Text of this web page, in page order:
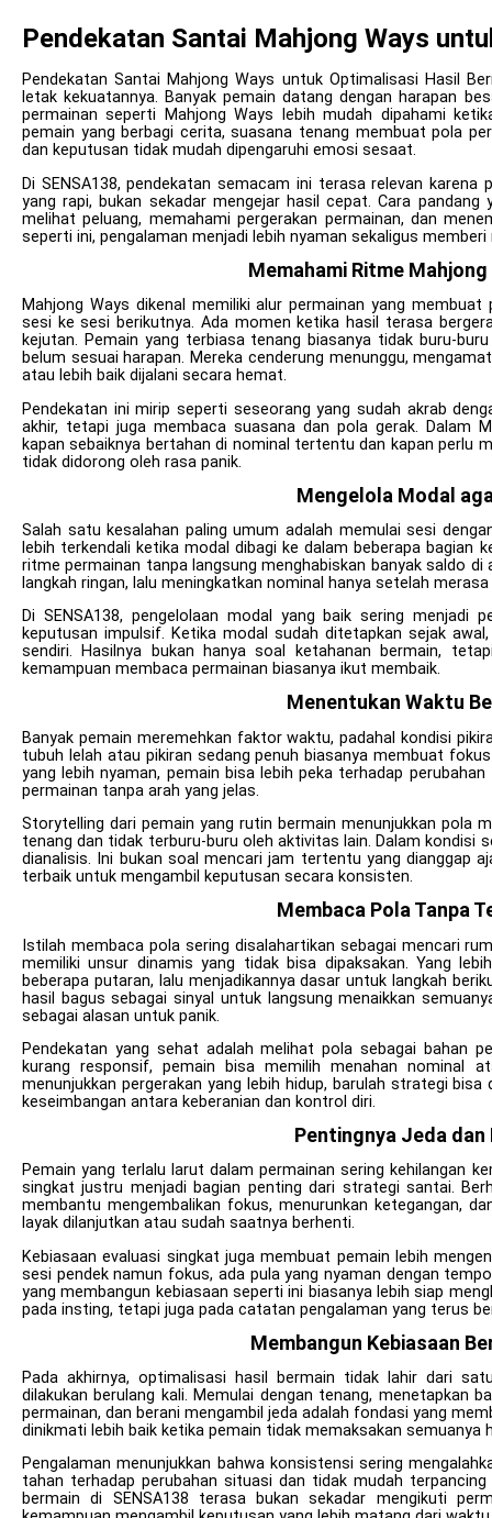
Pendekatan Santai Mahjong Ways
Pendekatan Santai Mahjong Ways untuk Optimalisasi Hasil
letak kekuatannya. Banyak pemain datang dengan harapan
permainan seperti Mahjong Ways lebih mudah dipahami
pemain yang berbagi cerita, suasana tenang membuat pola
dan keputusan tidak mudah dipengaruhi emosi sesaat.
Di SENSA138, pendekatan semacam ini terasa relevan
yang rapi, bukan sekadar mengejar hasil cepat. Cara
melihat peluang, memahami pergerakan permainan, dan
seperti ini, pengalaman menjadi lebih nyaman sekaligus
Memahami Ritme
Mahjong Ways dikenal memiliki alur permainan yang
sesi ke sesi berikutnya. Ada momen ketika hasil terasa
kejutan. Pemain yang terbiasa tenang biasanya tidak buru-
belum sesuai harapan. Mereka cenderung menunggu,
atau lebih baik dijalani secara hemat.
Pendekatan ini mirip seperti seseorang yang sudah akrab
akhir, tetapi juga membaca suasana dan pola gerak. Dalam
kapan sebaiknya bertahan di nominal tertentu dan kapan perlu
tidak didorong oleh rasa panik.
Mengelola Modal
Salah satu kesalahan paling umum adalah memulai sesi
lebih terkendali ketika modal dibagi ke dalam beberapa bagian
ritme permainan tanpa langsung menghabiskan banyak saldo
langkah ringan, lalu meningkatkan nominal hanya setelah
Di SENSA138, pengelolaan modal yang baik sering
keputusan impulsif. Ketika modal sudah ditetapkan sejak
sendiri. Hasilnya bukan hanya soal ketahanan bermain,
kemampuan membaca permainan biasanya ikut membaik.
Menentukan Waktu
Banyak pemain meremehkan faktor waktu, padahal kondisi
tubuh lelah atau pikiran sedang penuh biasanya membuat
yang lebih nyaman, pemain bisa lebih peka terhadap
permainan tanpa arah yang jelas.
Storytelling dari pemain yang rutin bermain menunjukkan pola
tenang dan tidak terburu-buru oleh aktivitas lain. Dalam kondisi
dianalisis. Ini bukan soal mencari jam tertentu yang dianggap
terbaik untuk mengambil keputusan secara konsisten.
Membaca Pola Tanpa
Istilah membaca pola sering disalahartikan sebagai mencari
memiliki unsur dinamis yang tidak bisa dipaksakan. Yang
beberapa putaran, lalu menjadikannya dasar untuk langkah
hasil bagus sebagai sinyal untuk langsung menaikkan
sebagai alasan untuk panik.
Pendekatan yang sehat adalah melihat pola sebagai bahan
kurang responsif, pemain bisa memilih menahan nominal
menunjukkan pergerakan yang lebih hidup, barulah strategi
keseimbangan antara keberanian dan kontrol diri.
Pentingnya Jeda
Pemain yang terlalu larut dalam permainan sering kehilangan
singkat justru menjadi bagian penting dari strategi santai.
membantu mengembalikan fokus, menurunkan ketegangan,
layak dilanjutkan atau sudah saatnya berhenti.
Kebiasaan evaluasi singkat juga membuat pemain lebih
sesi pendek namun fokus, ada pula yang nyaman dengan
yang membangun kebiasaan seperti ini biasanya lebih siap
pada insting, tetapi juga pada catatan pengalaman yang terus
Membangun Kebiasaan
Pada akhirnya, optimalisasi hasil bermain tidak lahir dari
dilakukan berulang kali. Memulai dengan tenang, menetapkan
permainan, dan berani mengambil jeda adalah fondasi yang
dinikmati lebih baik ketika pemain tidak memaksakan
Pengalaman menunjukkan bahwa konsistensi sering
tahan terhadap perubahan situasi dan tidak mudah
bermain di SENSA138 terasa bukan sekadar mengikuti